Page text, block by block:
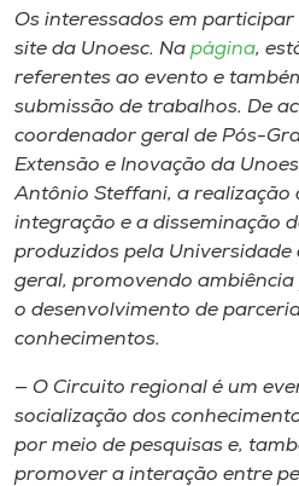
Os interessados em participar
site da Unoesc. Na página,
referentes ao evento e
submissão de trabalhos. De
coordenador geral de Pós-
Extensão e Inovação da
Antônio Steffani, a
integração e a disseminação
produzidos pela Universidade
geral, promovendo
o desenvolvimento de
conhecimentos.
— O Circuito regional é um
socialização dos
por meio de pesquisas e,
promover a interação entre